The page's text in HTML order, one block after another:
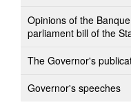
Opinions of the
parliament bill of the
The Governor's
Governor's speeches